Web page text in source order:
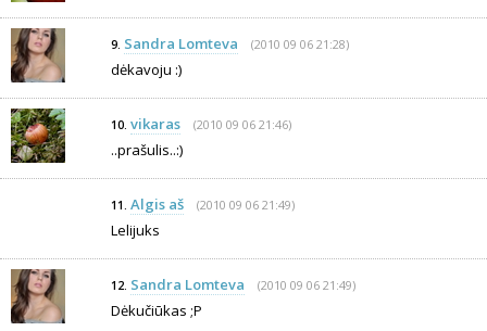
9. Sandra Lomteva (2010 09 06 21:28)
dėkavoju :)
10. vikaras (2010 09 06 21:46)
..prašulis..:)
11. Algis aš (2010 09 06 21:49)
Lelijuks
12. Sandra Lomteva (2010 09 06 21:49)
Dėkučiūkas ;P